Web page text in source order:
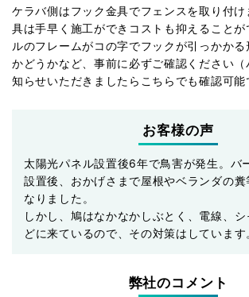
ケラバ側はフック金具でフェンスを取り付
具は手早く施工ができコストも抑えること
ルのフレームがコの字でフックが引っかか
かどうかなど、事前に必ずご確認ください
知らせいただきましたらこちらでも確認可能
お客様の声
太陽光パネル設置後6年で鳥害が発生。バ
設置後、おかげさまで屋根やベランダの糞
なりました。
しかし、鳩はなかなかしぶとく、電線、
どに来ているので、その対策はしています
弊社のコメント